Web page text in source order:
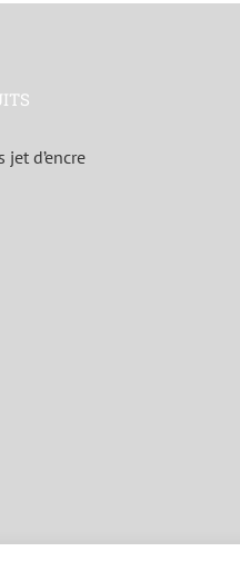
jet d’encre